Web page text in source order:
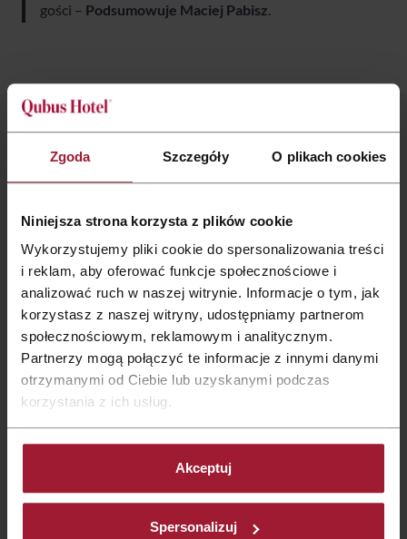
Zgoda Szczegóły O plikach cookies
Niniejsza strona korzysta z plików cookie
Wykorzystujemy pliki cookie do spersonalizowania treści
i reklam, aby oferować funkcje społecznościowe i
analizować ruch w naszej witrynie. Informacje o tym, jak
korzystasz z naszej witryny, udostępniamy partnerom
społecznościowym, reklamowym i analitycznym.
Partnerzy mogą połączyć te informacje z innymi danymi
otrzymanymi od Ciebie lub uzyskanymi podczas
korzystania z ich usług.
Akceptuj
Spersonalizuj
gości – Podsumowuje Maciej Pabisz.
Zobacztakże:
Atrakcje Głogowa – co warto
zobaczyć w mieście i okolicy?
Choć Głogów nie należy do najczęściej wybieranych